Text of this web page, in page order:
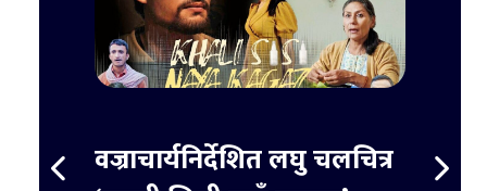
वज्राचार्यनिर्देशित लघु चलचित्र